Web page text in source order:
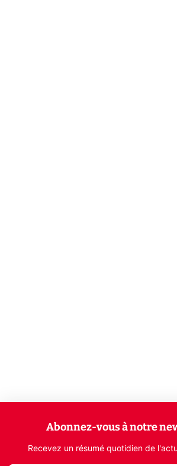
Abonnez-vous à notre
Recevez un résumé quotidien de